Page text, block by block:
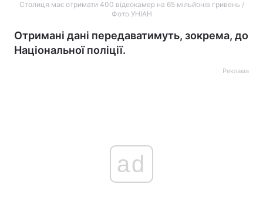
Столиця має отримати 400 відеокамер на 65 мільйонів гривень /
Фото УНІАН
Отримані дані передаватимуть, зокрема, до
Національної поліції.
Реклама
ad